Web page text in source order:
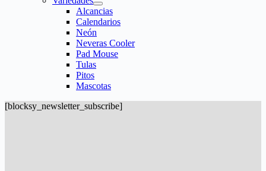
Alcancias
Calendarios
Neón
Neveras Cooler
Pad Mouse
Tulas
Pitos
Mascotas
[blocksy_newsletter_subscribe]